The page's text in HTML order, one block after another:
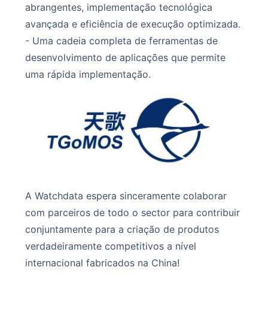
abrangentes, implementação tecnológica
avançada e eficiência de execução optimizada.
- Uma cadeia completa de ferramentas de
desenvolvimento de aplicações que permite
uma rápida implementação.
A Watchdata espera sinceramente colaborar
com parceiros de todo o sector para contribuir
conjuntamente para a criação de produtos
verdadeiramente competitivos a nível
internacional fabricados na China!